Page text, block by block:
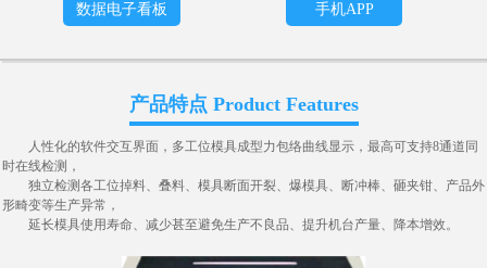
数据电子看板 手机APP
产品特点 Product Features
人性化的软件交互界面，多工位模具成型力包络曲线显示，最高可支持8通道同
时在线检测，
独立检测各工位掉料、叠料、模具断面开裂、爆模具、断冲棒、砸夹钳、产品外
形畸变等生产异常，
延长模具使用寿命、减少甚至避免生产不良品、提升机台产量、降本增效。